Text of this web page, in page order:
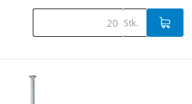
Stk.